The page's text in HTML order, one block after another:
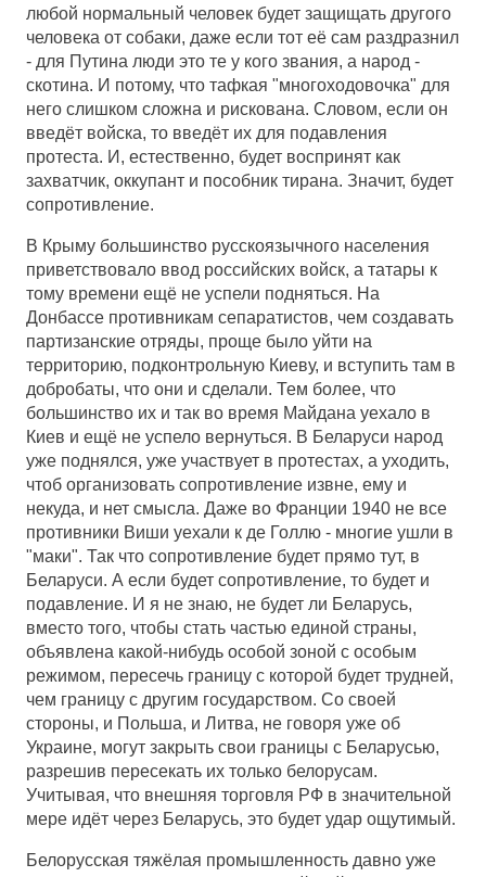
любой нормальный человек будет защищать другого
человека от собаки, даже если тот её сам раздразнил
- для Путина люди это те у кого звания, а народ -
скотина. И потому, что тафкая "многоходовочка" для
него слишком сложна и рискована. Словом, если он
введёт войска, то введёт их для подавления
протеста. И, естественно, будет воспринят как
захватчик, оккупант и пособник тирана. Значит, будет
сопротивление.
В Крыму большинство русскоязычного населения
приветствовало ввод российских войск, а татары к
тому времени ещё не успели подняться. На
Донбассе противникам сепаратистов, чем создавать
партизанские отряды, проще было уйти на
территорию, подконтрольную Киеву, и вступить там в
добробаты, что они и сделали. Тем более, что
большинство их и так во время Майдана уехало в
Киев и ещё не успело вернуться. В Беларуси народ
уже поднялся, уже участвует в протестах, а уходить,
чтоб организовать сопротивление извне, ему и
некуда, и нет смысла. Даже во Франции 1940 не все
противники Виши уехали к де Голлю - многие ушли в
"маки". Так что сопротивление будет прямо тут, в
Беларуси. А если будет сопротивление, то будет и
подавление. И я не знаю, не будет ли Беларусь,
вместо того, чтобы стать частью единой страны,
объявлена какой-нибудь особой зоной с особым
режимом, пересечь границу с которой будет трудней,
чем границу с другим государством. Со своей
стороны, и Польша, и Литва, не говоря уже об
Украине, могут закрыть свои границы с Беларусью,
разрешив пересекать их только белорусам.
Учитывая, что внешняя торговля РФ в значительной
мере идёт через Беларусь, это будет удар ощутимый.
Белорусская тяжёлая промышленность давно уже